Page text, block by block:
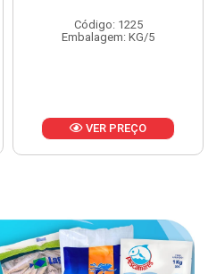
Código: 1225
Embalagem: KG/5
VER PREÇO